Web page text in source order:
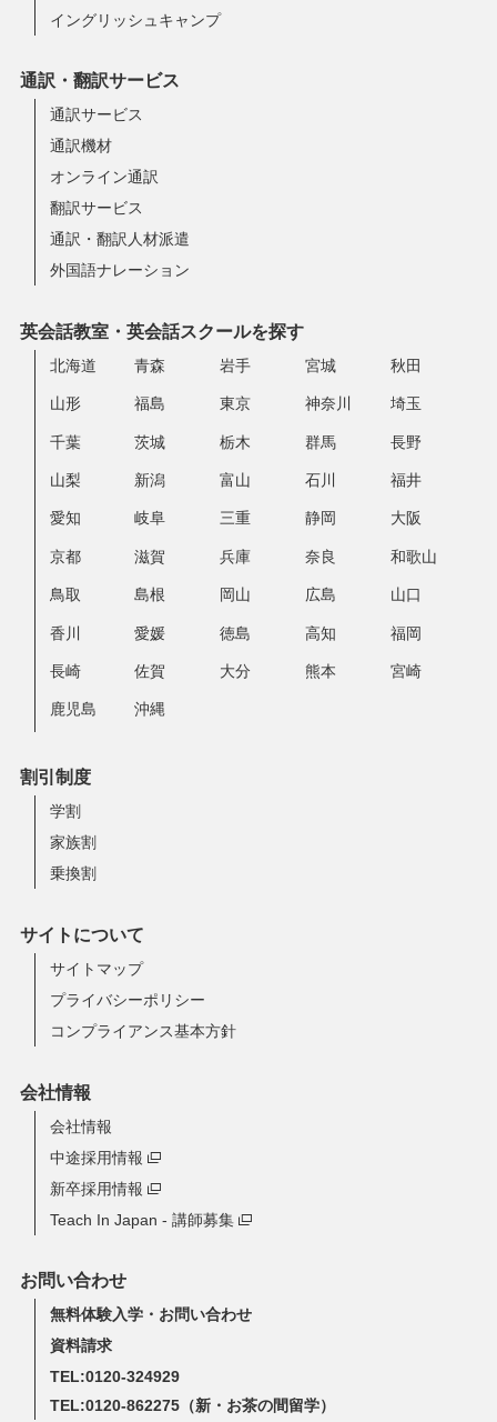
イングリッシュキャンプ
通訳・翻訳サービス
通訳サービス
通訳機材
オンライン通訳
翻訳サービス
通訳・翻訳人材派遣
外国語ナレーション
英会話教室・英会話スクールを探す
北海道 青森 岩手 宮城 秋田
山形 福島 東京 神奈川 埼玉
千葉 茨城 栃木 群馬 長野
山梨 新潟 富山 石川 福井
愛知 岐阜 三重 静岡 大阪
京都 滋賀 兵庫 奈良 和歌山
鳥取 島根 岡山 広島 山口
香川 愛媛 徳島 高知 福岡
長崎 佐賀 大分 熊本 宮崎
鹿児島 沖縄
割引制度
学割
家族割
乗換割
サイトについて
サイトマップ
プライバシーポリシー
コンプライアンス基本方針
会社情報
会社情報
中途採用情報
新卒採用情報
Teach In Japan - 講師募集
お問い合わせ
無料体験入学・お問い合わせ
資料請求
TEL:0120-324929
TEL:0120-862275（新・お茶の間留学）